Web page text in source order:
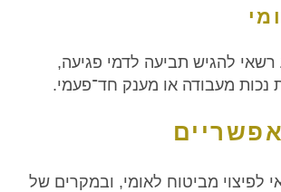
להגיש תביעה לדמי פגיעה,
מעבודה או מענק חד־פעמי.
לפיצוי מביטוח לאומי, ובמקרים של